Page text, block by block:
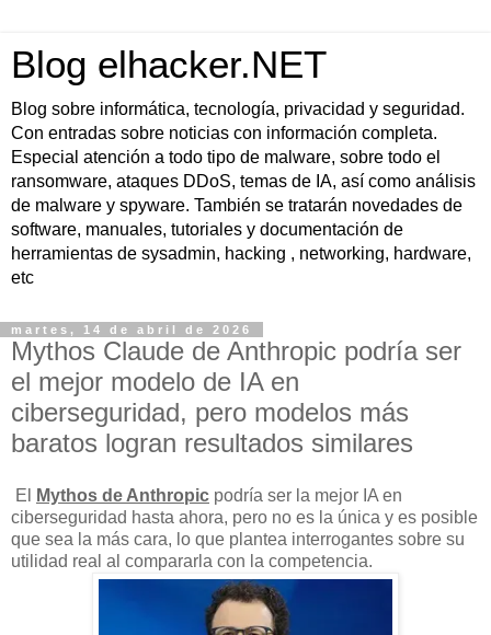
Blog elhacker.NET
Blog sobre informática, tecnología, privacidad y seguridad.
Con entradas sobre noticias con información completa.
Especial atención a todo tipo de malware, sobre todo el
ransomware, ataques DDoS, temas de IA, así como análisis
de malware y spyware. También se tratarán novedades de
software, manuales, tutoriales y documentación de
herramientas de sysadmin, hacking , networking, hardware,
etc
martes, 14 de abril de 2026
Mythos Claude de Anthropic podría ser
el mejor modelo de IA en
ciberseguridad, pero modelos más
baratos logran resultados similares
El Mythos de Anthropic podría ser la mejor IA en
ciberseguridad hasta ahora, pero no es la única y es posible
que sea la más cara, lo que plantea interrogantes sobre su
utilidad real al compararla con la competencia.